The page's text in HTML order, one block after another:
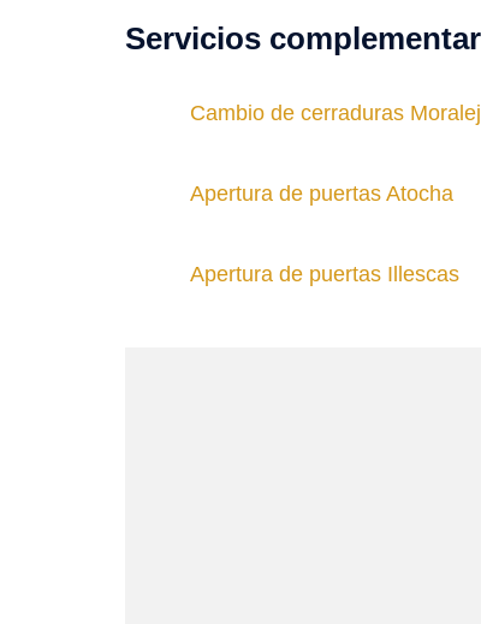
Servicios
Cambio de cerraduras
Apertura de puertas Atocha
Apertura de puertas Illescas